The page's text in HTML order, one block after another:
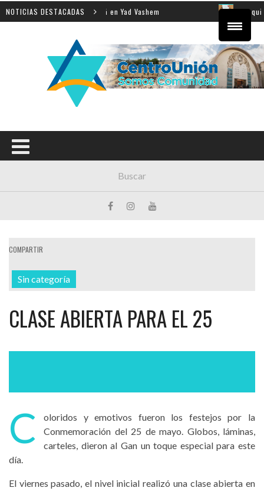
NOTICIAS DESTACADAS
de la Shoá en Yad Vashem El equipo
COMPARTIR
Sin categoría
CLASE ABIERTA PARA EL 25
C
oloridos y emotivos fueron los festejos por la
Conmemoración del 25 de mayo. Globos, láminas,
carteles, dieron al Gan un toque especial para este
día.
El viernes pasado, el nivel inicial realizó una clase abierta en